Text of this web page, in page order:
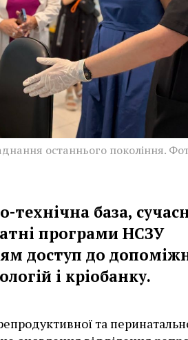
останнього покоління.
технічна база,
програми НСЗУ
доступ до
і кріобанку.
та